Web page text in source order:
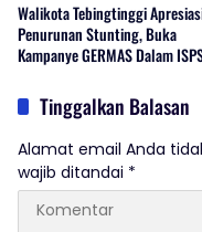
Walikota Tebingtinggi
Penurunan Stunting, Buka
Kampanye GERMAS Dalam
Tinggalkan Balasan
Alamat email Anda
wajib ditandai *